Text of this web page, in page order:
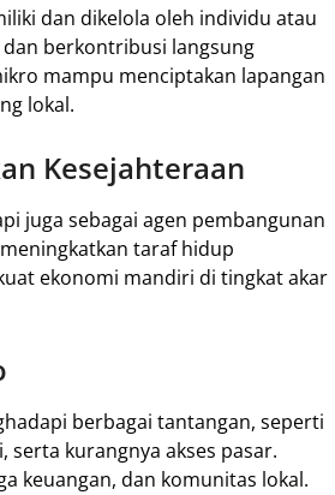
dan dikelola oleh individu atau
berkontribusi langsung
mampu menciptakan lapangan
lokal.
Kesejahteraan
juga sebagai agen pembangunan
taraf hidup
ekonomi mandiri di tingkat akar
berbagai tantangan, seperti
kurangnya akses pasar.
keuangan, dan komunitas lokal.